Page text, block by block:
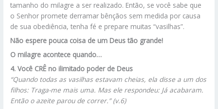
tamanho do milagre a ser realizado. Então, se você sabe que
o Senhor promete derramar bênçãos sem medida por causa
de sua obediência, tenha fé e prepare muitas “vasilhas”.
Não espere pouca coisa de um Deus tão grande!
O milagre acontece quando…
4. Você CRÊ no ilimitado poder de Deus
“Quando todas as vasilhas estavam cheias, ela disse a um dos
filhos: Traga-me mais uma. Mas ele respondeu: Já acabaram.
Então o azeite parou de correr.” (v.6)